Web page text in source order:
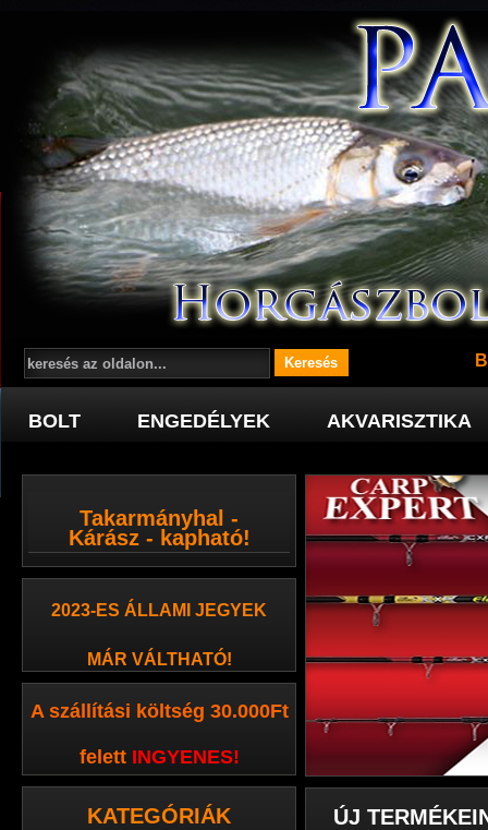
BOLT ENGEDÉLYEK AKVARISZTIKA
Takarmányhal -
Kárász - kapható!
2023-ES ÁLLAMI JEGYEK
MÁR VÁLTHATÓ!
A szállítási költség 30.000Ft
felett INGYENES!
KATEGÓRIÁK ÚJ